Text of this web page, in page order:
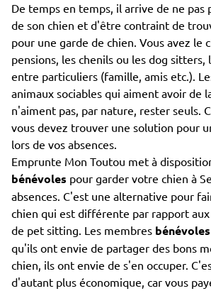
De temps en temps, il arrive de ne pas
de son chien et d'être contraint de
pour une garde de chien. Vous avez le
pensions, les chenils ou les dog sitters,
entre particuliers (famille, amis etc.).
animaux sociables qui aiment avoir de
n'aiment pas, par nature, rester seuls.
vous devez trouver une solution pour
lors de vos absences.
Emprunte Mon Toutou met à
bénévoles pour garder votre chien à
absences. C'est une alternative pour
chien qui est différente par rapport
de pet sitting. Les membres bénévoles
qu'ils ont envie de partager des bons
chien, ils ont envie de s'en occuper.
d'autant plus économique, car vous